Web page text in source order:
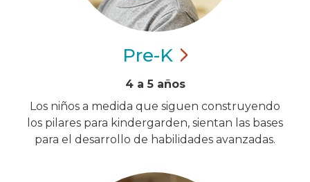
Pre-K
4 a 5 años
Los niños a medida que siguen construyendo
los pilares para kindergarden, sientan las bases
para el desarrollo de habilidades avanzadas.